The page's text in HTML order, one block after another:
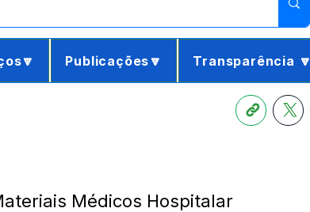
Publicações🔽 Transparência 🔽
Médicos Hospitalar